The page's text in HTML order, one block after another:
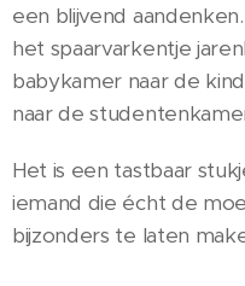
een blijvend
het spaarvarkentje
babykamer naar de
naar de
Het is een tastbaar
iemand die écht de
bijzonders te laten